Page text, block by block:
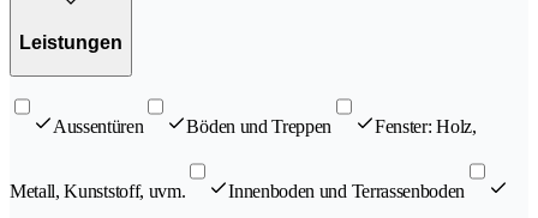
Leistungen
Aussentüren Böden und Treppen Fenster: Holz,
Metall, Kunststoff, uvm. Innenboden und Terrassenboden